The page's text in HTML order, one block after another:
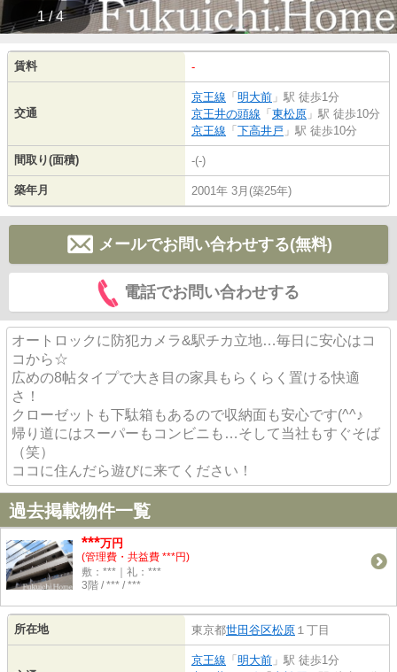
1 / 4
賃料 -
交通
京王線 「 明大前 」駅 徒歩1分
京王井の頭線 「 東松原 」駅 徒歩10分
京王線 「 下高井戸 」駅 徒歩10分
間取り(面積) -(-)
築年月 2001年 3月(築25年)
メールでお問い合わせする(無料)
電話でお問い合わせする
オートロックに防犯カメラ&駅チカ立地…毎日に安心はコ
コから☆
広めの8帖タイプで大き目の家具もらくらく置ける快適
さ！
クローゼットも下駄箱もあるので収納面も安心です(^^♪
帰り道にはスーパーもコンビニも…そして当社もすぐそば
（笑）
ココに住んだら遊びに来てください！
過去掲載物件一覧
***万円
(管理費・共益費 ***円)
敷：***｜礼：***
3階 / *** / ***
所在地 東京都世田谷区松原 １丁目
京王線 「 明大前 」駅 徒歩1分